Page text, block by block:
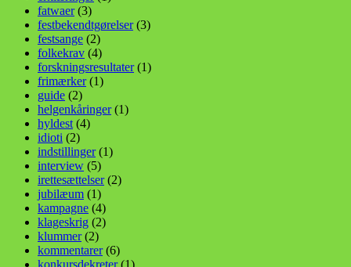
fatwaer(3)
festbekendtgørelser(3)
festsange (2)
folkekrav (4)
forskningsresultater(1)
frimærker(1)
guide (2)
helgenkåringer(1)
hyldest (4)
idioti (2)
indstillinger(1)
interview (5)
irettesættelser(2)
jubilæum (1)
kampagne (4)
klageskrig (2)
klummer(2)
kommentarer(6)